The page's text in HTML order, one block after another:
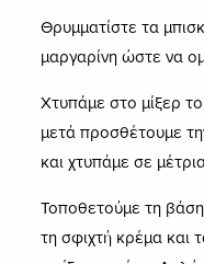
Θρυμματίστε τα
μαργαρίνη ώστε να
Χτυπάμε στο μίξερ
μετά προσθέτουμε
και χτυπάμε σε
Τοποθετούμε τη
τη σφιχτή κρέμα και